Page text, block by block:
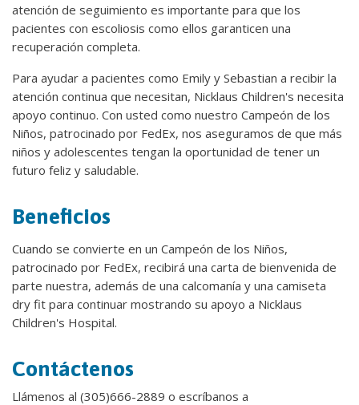
atención de seguimiento es importante para que los
pacientes con escoliosis como ellos garanticen una
recuperación completa.
Para ayudar a pacientes como Emily y Sebastian a recibir la
atención continua que necesitan, Nicklaus Children's necesita
apoyo continuo. Con usted como nuestro Campeón de los
Niños, patrocinado por FedEx, nos aseguramos de que más
niños y adolescentes tengan la oportunidad de tener un
futuro feliz y saludable.
Beneficios
Cuando se convierte en un Campeón de los Niños,
patrocinado por FedEx, recibirá una carta de bienvenida de
parte nuestra, además de una calcomanía y una camiseta
dry fit para continuar mostrando su apoyo a Nicklaus
Children's Hospital.
Contáctenos
Llámenos al (305)666-2889 o escríbanos a